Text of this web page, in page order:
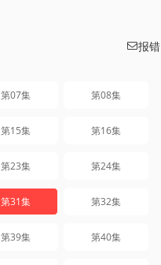
报错
第07集 第08集
第15集 第16集
第23集 第24集
第31集 第32集
第39集 第40集